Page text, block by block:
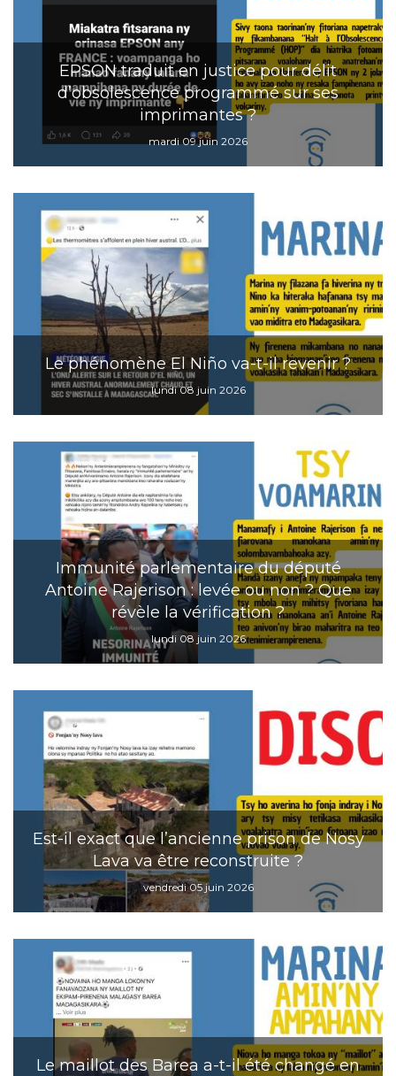
EPSON traduit en justice pour délit
d’obsolescence programmé sur ses
imprimantes ?
mardi 09 juin 2026
Le phénomène El Niño va-t-il revenir ?
lundi 08 juin 2026
Immunité parlementaire du député
Antoine Rajerison : levée ou non ? Que
révèle la vérification ?
lundi 08 juin 2026
Est-il exact que l’ancienne prison de Nosy
Lava va être reconstruite ?
vendredi 05 juin 2026
Le maillot des Barea a-t-il été changé en